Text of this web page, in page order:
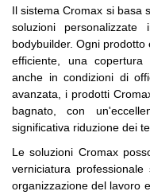
Il sistema Cromax si basa
soluzioni
bodybuilder. Ogni
efficiente, una
anche in condizioni di
avanzata, i prodotti
bagnato, con
significativa riduzione dei
Le soluzioni Cromax
verniciatura
organizzazione del lavoro